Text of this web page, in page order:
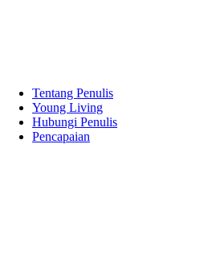
Tentang Penulis
Young Living
Hubungi Penulis
Pencapaian